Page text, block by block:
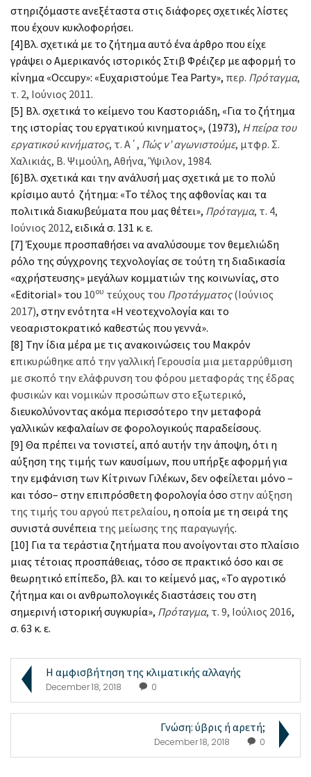
στηριζόμαστε ανεξέταστα στις διάφορες σχετικές λίστες
που έχουν κυκλοφορήσει.
[4]Βλ. σχετικά με το ζήτημα αυτό ένα άρθρο που είχε
γράψει ο Αμερικανός ιστορικός Στιβ Φρέιζερ με αφορμή το
κίνημα «Occupy»: «Ευχαριστούμε Tea Party», περ. Πρόταγμα,
τ. 2, Ιούνιος 2011.
[5] Βλ. σχετικά το κείμενο του Καστοριάδη, «Για το ζήτημα
της ιστορίας του εργατικού κινηματος», (1973), Η πείρα του
εργατικού κινήματος, τ. Α΄, Πώς ν’ αγωνιστούμε, μτφρ. Σ.
Χαλικιάς, Β. Ψιμούλη, Αθήνα, Ύψιλον, 1984.
[6]Βλ. σχετικά και την ανάλυσή μας σχετικά με το πολύ
κρίσιμο αυτό ζήτημα: «Το τέλος της αφθονίας και τα
πολιτικά διακυβεύματα που μας θέτει», Πρόταγμα, τ. 4,
Ιούνιος 2012, ειδικά σ. 131 κ. ε.
[7] Έχουμε προσπαθήσει να αναλύσουμε τον θεμελιώδη
ρόλο της σύγχρονης τεχνολογίας σε τούτη τη διαδικασία
«αχρήστευσης» μεγάλων κομματιών της κοινωνίας, στο
«Editorial» του 10ου τεύχους του Προτάγματος(Ιούνιος
2017), στην ενότητα «Η νεοτεχνολογία και το
νεοαριστοκρατικό καθεστώς που γεννά».
[8] Την ίδια μέρα με τις ανακοινώσεις του Μακρόν
επικυρώθηκε από την γαλλική Γερουσία μια μεταρρύθμιση
με σκοπό την ελάφρυνση του φόρου μεταφοράς της έδρας
φυσικών και νομικών προσώπων στο εξωτερικό,
διευκολύνοντας ακόμα περισσότερο την μεταφορά
γαλλικών κεφαλαίων σε φορολογικούς παραδείσους.
[9] Θα πρέπει να τονιστεί, από αυτήν την άποψη, ότι η
αύξηση της τιμής των καυσίμων, που υπήρξε αφορμή για
την εμφάνιση των Κίτρινων Γιλέκων, δεν οφείλεται μόνο –
και τόσο– στην επιπρόσθετη φορολογία όσο στην αύξηση
της τιμής του αργού πετρελαίου, η οποία με τη σειρά της
συνιστά συνέπεια της μείωσης της παραγωγής.
[10] Για τα τεράστια ζητήματα που ανοίγονται στο πλαίσιο
μιας τέτοιας προσπάθειας, τόσο σε πρακτικό όσο και σε
θεωρητικό επίπεδο, βλ. και το κείμενό μας, «Το αγροτικό
ζήτημα και οι ανθρωπολογικές διαστάσεις του στη
σημερινή ιστορική συγκυρία», Πρόταγμα, τ. 9, Ιούλιος 2016,
σ. 63 κ. ε.
Η αμφισβήτηση της κλιματικής αλλαγής
December 18, 2018 0
Γνώση: ύβρις ή αρετή;
December 18, 2018 0